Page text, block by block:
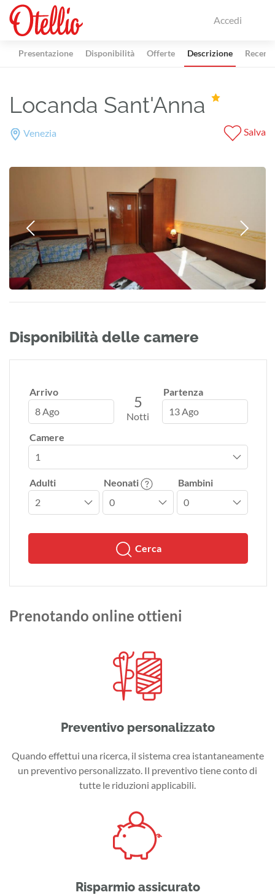
Accedi
Presentazione Disponibilità Offerte Descrizione
Locanda Sant'Anna
Venezia Salva
Disponibilità delle camere
Arrivo
8 Ago
5
Notti
Partenza
13 Ago
Camere
Adulti Neonati Bambini
Cerca
Prenotando online ottieni
Preventivo personalizzato
Quando effettui una ricerca, il sistema crea istantaneamente
un preventivo personalizzato. Il preventivo tiene conto di
tutte le riduzioni applicabili.
Risparmio assicurato